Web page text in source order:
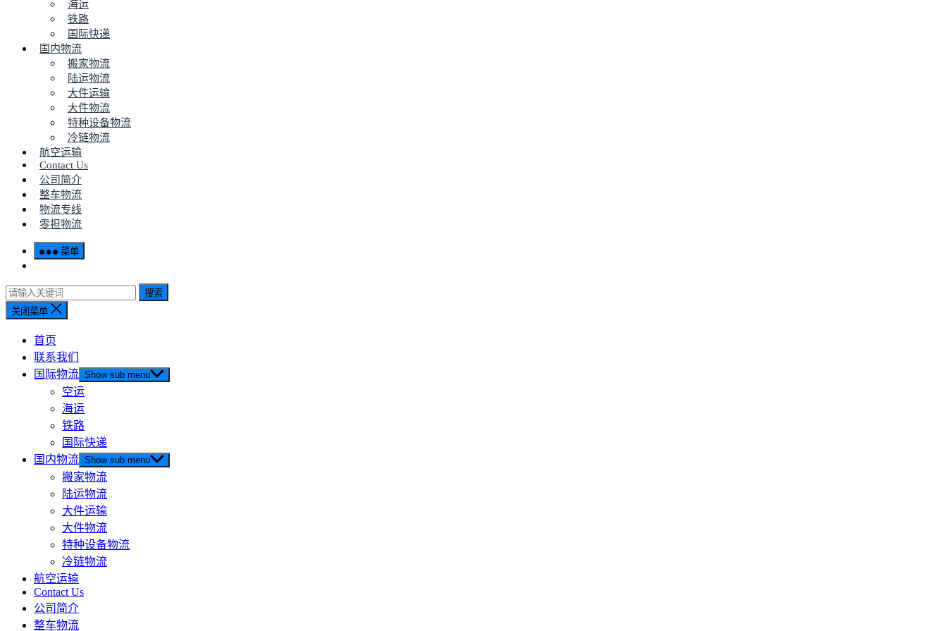
海运
铁路
国际快递
国内物流
搬家物流
陆运物流
大件运输
大件物流
特种设备物流
冷链物流
航空运输
Contact Us
公司简介
整车物流
物流专线
零担物流
菜单
搜索
关闭菜单
首页
联系我们
国际物流 Show sub menu
空运
海运
铁路
国际快递
国内物流 Show sub menu
搬家物流
陆运物流
大件运输
大件物流
特种设备物流
冷链物流
航空运输
Contact Us
公司简介
整车物流